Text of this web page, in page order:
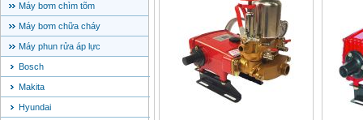
Máy bơm chìm tõm
Máy bơm chữa cháy
Máy phun rửa áp lực
Bosch
Makita
Hyundai